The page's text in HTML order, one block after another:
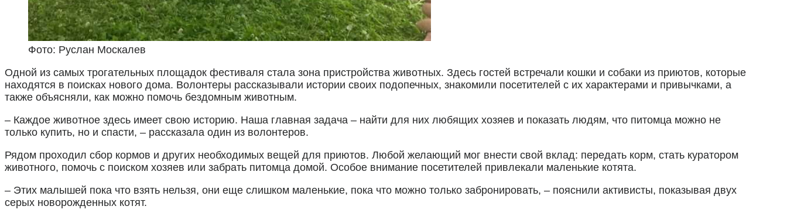
Фото: Руслан Москалев
Одной из самых трогательных площадок фестиваля стала зона пристройства животных. Здесь гостей встречали кошки и собаки из приютов, которые
находятся в поисках нового дома. Волонтеры рассказывали истории своих подопечных, знакомили посетителей с их характерами и привычками, а
также объясняли, как можно помочь бездомным животным.
– Каждое животное здесь имеет свою историю. Наша главная задача – найти для них любящих хозяев и показать людям, что питомца можно не
только купить, но и спасти, – рассказала один из волонтеров.
Рядом проходил сбор кормов и других необходимых вещей для приютов. Любой желающий мог внести свой вклад: передать корм, стать куратором
животного, помочь с поиском хозяев или забрать питомца домой. Особое внимание посетителей привлекали маленькие котята.
– Этих малышей пока что взять нельзя, они еще слишком маленькие, пока что можно только забронировать, – пояснили активисты, показывая двух
серых новорожденных котят.